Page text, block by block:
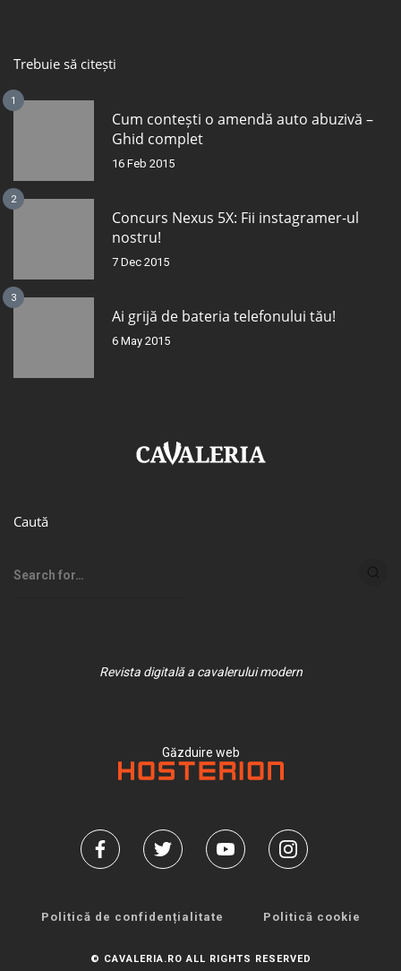
Trebuie să citești
1
Cum contești o amendă auto abuzivă –
Ghid complet
16 Feb 2015
2
Concurs Nexus 5X: Fii instagramer-ul
nostru!
7 Dec 2015
3
Ai grijă de bateria telefonului tău!
6 May 2015
Caută
Revista digitală a cavalerului modern
Găzduire web
Politică de confidențialitate Politică cookie
© CAVALERIA.RO ALL RIGHTS RESERVED